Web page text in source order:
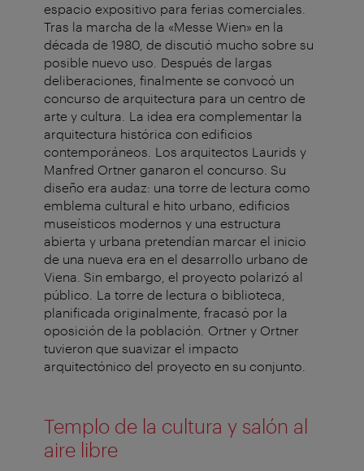
espacio expositivo para ferias comerciales.
Tras la marcha de la «Messe Wien» en la
década de 1980, de discutió mucho sobre su
posible nuevo uso. Después de largas
deliberaciones, finalmente se convocó un
concurso de arquitectura para un centro de
arte y cultura. La idea era complementar la
arquitectura histórica con edificios
contemporáneos. Los arquitectos Laurids y
Manfred Ortner ganaron el concurso. Su
diseño era audaz: una torre de lectura como
emblema cultural e hito urbano, edificios
museísticos modernos y una estructura
abierta y urbana pretendían marcar el inicio
de una nueva era en el desarrollo urbano de
Viena. Sin embargo, el proyecto polarizó al
público. La torre de lectura o biblioteca,
planificada originalmente, fracasó por la
oposición de la población. Ortner y Ortner
tuvieron que suavizar el impacto
arquitectónico del proyecto en su conjunto.
Templo de la cultura y salón al
aire libre